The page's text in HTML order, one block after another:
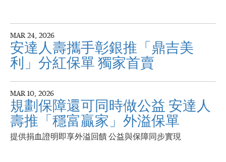
MAR 24, 2026
安達人壽攜手彰銀推「鼎吉美
利」分紅保單 獨家首賣
MAR 10, 2026
規劃保障還可同時做公益 安達人
壽推「穩富贏家」外溢保單
提供捐血證明即享外溢回饋 公益與保障同步實現